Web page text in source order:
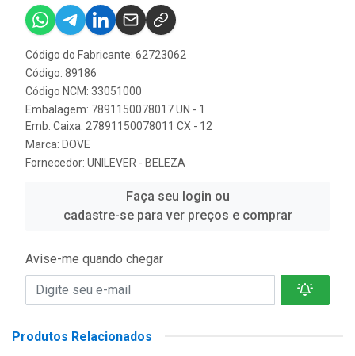
Código do Fabricante: 62723062
Código: 89186
Código NCM: 33051000
Embalagem: 7891150078017 UN - 1
Emb. Caixa: 27891150078011 CX - 12
Marca: DOVE
Fornecedor: UNILEVER - BELEZA
Faça seu login ou
cadastre-se para ver preços e comprar
Avise-me quando chegar
Produtos Relacionados